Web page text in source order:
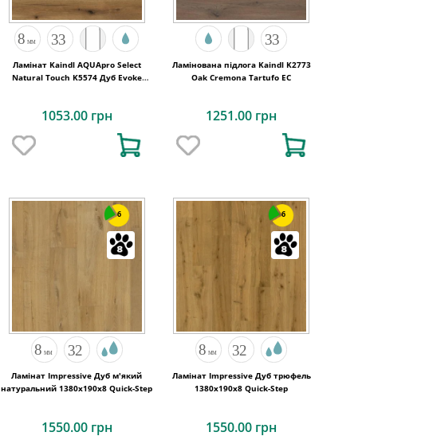
Ламінат Kaindl AQUApro Select
Natural Touch K5574 Дуб Evoke
1053.00 грн
Ламінована підлога Kaindl K2773
Oak Cremona Tartufo EC
1251.00 грн
6
Ламінат Impressive Дуб м'який
натуральний 1380х190x8 Quick-Step
1550.00 грн
6
Ламінат Impressive Дуб трюфель
1380х190x8 Quick-Step
1550.00 грн